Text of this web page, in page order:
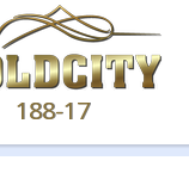
188-17